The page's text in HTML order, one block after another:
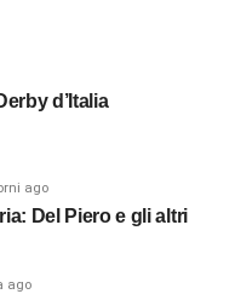
d’Italia
ago
Del Piero e gli altri
ago